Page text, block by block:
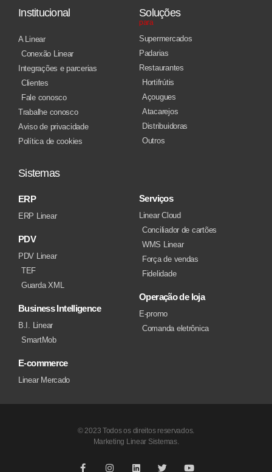
Institucional
A Linear
Conexão Linear
Integrações e parcerias
Clientes
Fale conosco
Trabalhe conosco
Aviso de privacidade
Política de cookies
Soluções
para
Supermercados
Padarias
Restaurantes
Hortifrútis
Açougues
Atacarejos
Distribuidoras
Outros
Sistemas
ERP
ERP Linear
PDV
PDV Linear
TEF
Guarda XML
Business Intelligence
B.I. Linear
SmartMob
E-commerce
Linear Mercado
Serviços
Linear Cloud
Conciliador de cartões
WMS Linear
Força de vendas
Fidelidade
Operação de loja
E-promo
Comanda eletrônica
© 2023 Todos os direitos reservados.
Marketing Linear Sistemas.